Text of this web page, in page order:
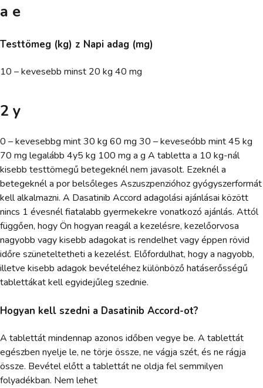
a e
Testtömeg (kg) z Napi adag (mg)
10 – kevesebb minst 20 kg 40 mg
2 y
0 – kevesebbg mint 30 kg 60 mg 30 – keveseóbb mint 45 kg
70 mg legalább 4y5 kg 100 mg a g A tabletta a 10 kg-nál
kisebb testtömegű betegeknél nem javasolt. Ezeknél a
betegeknél a por belsőleges Aszuszpenzióhoz gyógyszerformát
kell alkalmazni. A Dasatinib Accord adagolási ajánlásai között
nincs 1 évesnél fiatalabb gyermekekre vonatkozó ajánlás. Attól
függően, hogy Ön hogyan reagál a kezelésre, kezelőorvosa
nagyobb vagy kisebb adagokat is rendelhet vagy éppen rövid
időre szüneteltetheti a kezelést. Előfordulhat, hogy a nagyobb,
illetve kisebb adagok bevételéhez különböző hatáserősségű
tablettákat kell egyidejűleg szednie.
Hogyan kell szedni a Dasatinib Accord-ot?
A tablettát mindennap azonos időben vegye be. A tablettát
egészben nyelje le, ne törje össze, ne vágja szét, és ne rágja
össze. Bevétel előtt a tablettát ne oldja fel semmilyen
folyadékban. Nem lehet